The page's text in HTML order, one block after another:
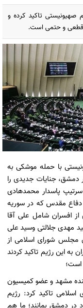
صهیونیستی تاکید کرده و
قطعی و حتمی است.
با حمله موشکی به
دمشق، جنایات جدیدی را
پاسدار محمدهادی
دفاع مقدس که در سوریه
افسران شامل علی آقا
مهدی جلالتی وسید علی
مجلس شورای اسلامی از
به این رژیم تاکید کردند
مشهد و عضو کمیسیون
تاکید کرد: رژیم
در دمشق بمانند؛ ما هم